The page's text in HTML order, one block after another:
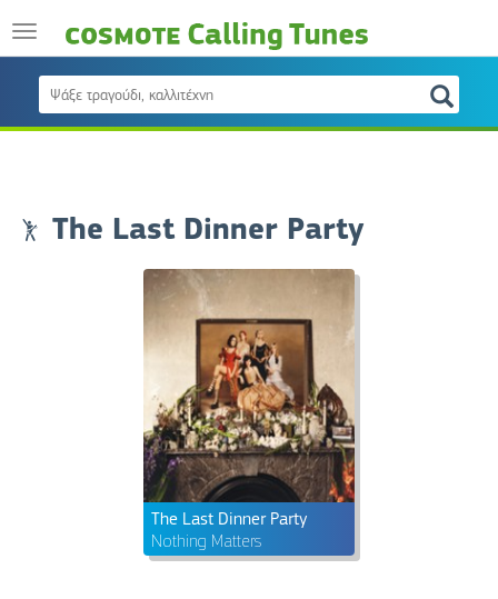
The Last Dinner Party
The Last Dinner Party
Nothing Matters